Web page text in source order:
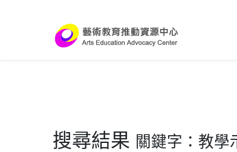
搜尋結果 關鍵字：教學